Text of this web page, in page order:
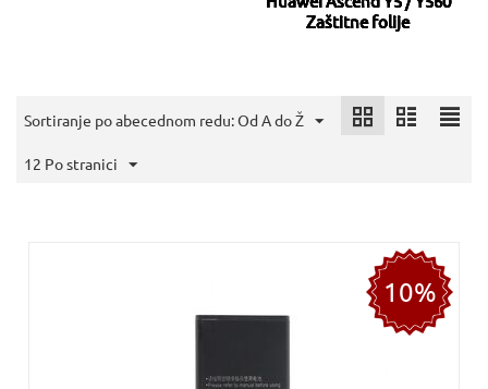
Zaštitne folije
Sortiranje po abecednom redu: Od A do Ž
12 Po stranici
10%